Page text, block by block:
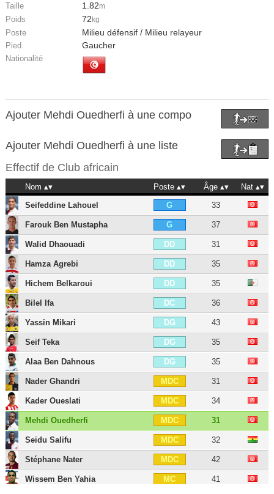
Taille 1.82m
Poids 72 kg
Poste Milieu défensif / Milieu relayeur
Pied Gaucher
Nationalité
Ajouter Mehdi Ouedherfi à une compo
Ajouter Mehdi Ouedherfi à une liste
Effectif de Club africain
Nom Poste Âge
Nat
Seifeddine Lahouel
G 33
Farouk Ben Mustapha G 37
Walid Dhaouadi DD 31
Hamza Agrebi DD 35
Hichem Belkaroui DD 35
Bilel Ifa DC 36
Yassin Mikari DG 43
Seif Teka DG 35
Alaa Ben Dahnous DG 35
Nader Ghandri MDC 31
Kader Oueslati MDC 34
Mehdi Ouedherfi MDC 31
Seidu Salifu MDC 32
Stéphane Nater MDC 42
Wissem Ben Yahia MC 41